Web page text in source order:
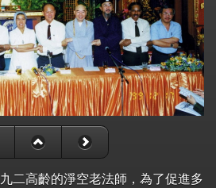
二高齡的淨空老法師，為了促進多